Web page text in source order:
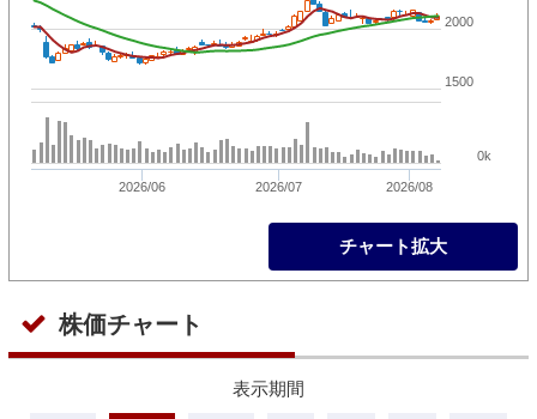
2026/06 2026/07 2026/08
1500
2000
0k
チャート拡大
株価チャート
表示期間